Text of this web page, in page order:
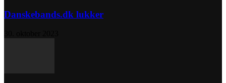
Danskebands.dk lukker